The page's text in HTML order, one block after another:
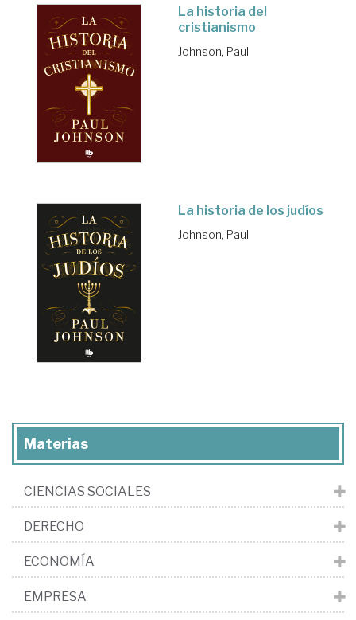
La historia del
cristianismo
Johnson, Paul
La historia de los judíos
Johnson, Paul
Materias
CIENCIAS SOCIALES
DERECHO
ECONOMÍA
EMPRESA